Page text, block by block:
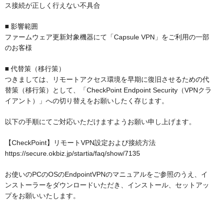
ス接続が正しく行えない不具合
■ 影響範囲
ファームウェア更新対象機器にて「Capsule VPN」をご利用の一部
のお客様
■ 代替策（移行策）
つきましては、リモートアクセス環境を早期に復旧させるための代
替策（移行策）として、「CheckPoint Endpoint Security（VPNクラ
イアント）」への切り替えをお願いしたく存じます。
以下の手順にてご対応いただけますようお願い申し上げます。
【CheckPoint】リモートVPN設定および接続方法
https://secure.okbiz.jp/startia/faq/show/7135
お使いのPCのOSのEndpointVPNのマニュアルをご参照のうえ、イ
ンストーラーをダウンロードいただき、インストール、セットアッ
プをお願いいたします。